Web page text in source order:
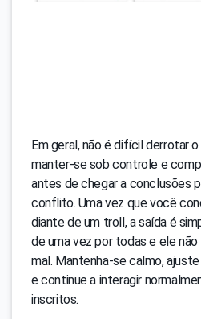
Em geral, não é difícil derrotar
manter-se sob controle e
antes de chegar a conclusões
conflito. Uma vez que você
diante de um troll, a saída é
de uma vez por todas e ele
mal. Mantenha-se calmo,
e continue a interagir
inscritos.